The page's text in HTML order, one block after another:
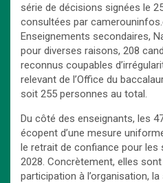
série de décisions signées le
consultées par
Enseignements secondaires,
pour diverses raisons, 208
reconnus coupables
relevant de l’Office du
soit 255 personnes au total.
Du côté des enseignants, les
écopent d’une mesure
le retrait de confiance pour les
2028. Concrètement, elles
participation à l’organisation,